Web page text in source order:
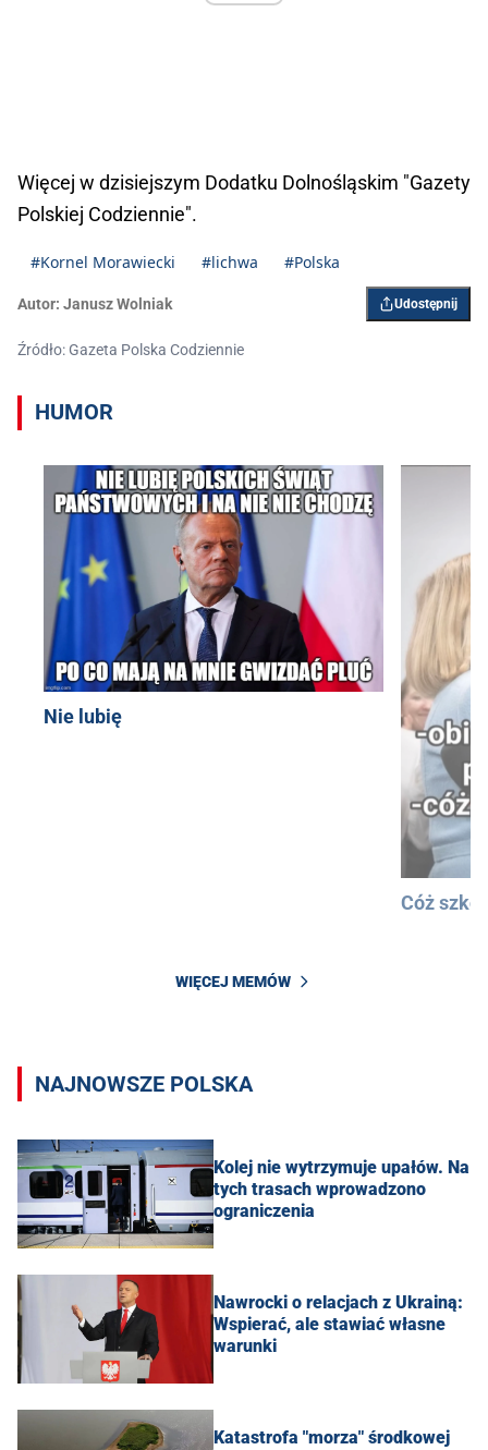
Więcej w dzisiejszym Dodatku Dolnośląskim "Gazety
Polskiej Codziennie".
#Kornel Morawiecki #lichwa #Polska
Autor: Janusz Wolniak Udostępnij
Źródło: Gazeta Polska Codziennie
HUMOR
Nie lubię
Cóż
WIĘCEJ MEMÓW
NAJNOWSZE POLSKA
Kolej nie wytrzymuje upałów. Na
tych trasach wprowadzono
ograniczenia
Nawrocki o relacjach z Ukrainą:
Wspierać, ale stawiać własne
warunki
Katastrofa "morza" środkowej